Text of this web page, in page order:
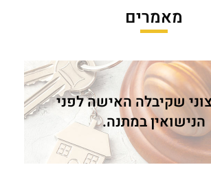
מאמרים
שקיבלה האישה לפני
הנישואין במתנה.